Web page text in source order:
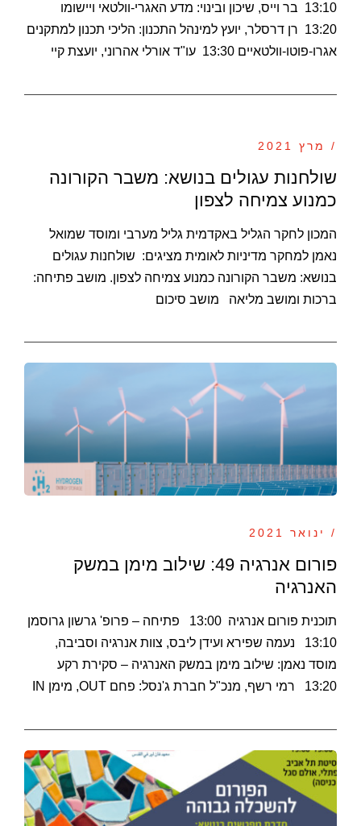
13:10 בר וייס, שיכון ובינוי: מדע האגרי-וולטאי ויישומו
13:20 רן דרסלר, יועץ למינהל התכנון: הליכי תכנון למתקנים
אגרו-פוטו-וולטאיים 13:30 עו"ד אורלי אהרוני, יועצת קיי
/ מרץ 2021
שולחנות עגולים בנושא: משבר הקורונה
כמנוע צמיחה לצפון
המכון לחקר הגליל באקדמית גליל מערבי ומוסד שמואל
נאמן למחקר מדיניות לאומית מציגים: שולחנות עגולים
בנושא: משבר הקורונה כמנוע צמיחה לצפון. מושב פתיחה:
ברכות ומושב מליאה מושב סיכום
/ ינואר 2021
פורום אנרגיה 49: שילוב מימן במשק
האנרגיה
תוכנית פורום אנרגיה 13:00 פתיחה – פרופ' גרשון גרוסמן
13:10 נעמה שפירא ועידן ליבס, צוות אנרגיה וסביבה,
מוסד נאמן: שילוב מימן במשק האנרגיה – סקירת רקע
13:20 רמי רשף, מנכ"ל חברת ג'נסל: פחם OUT, מימן IN